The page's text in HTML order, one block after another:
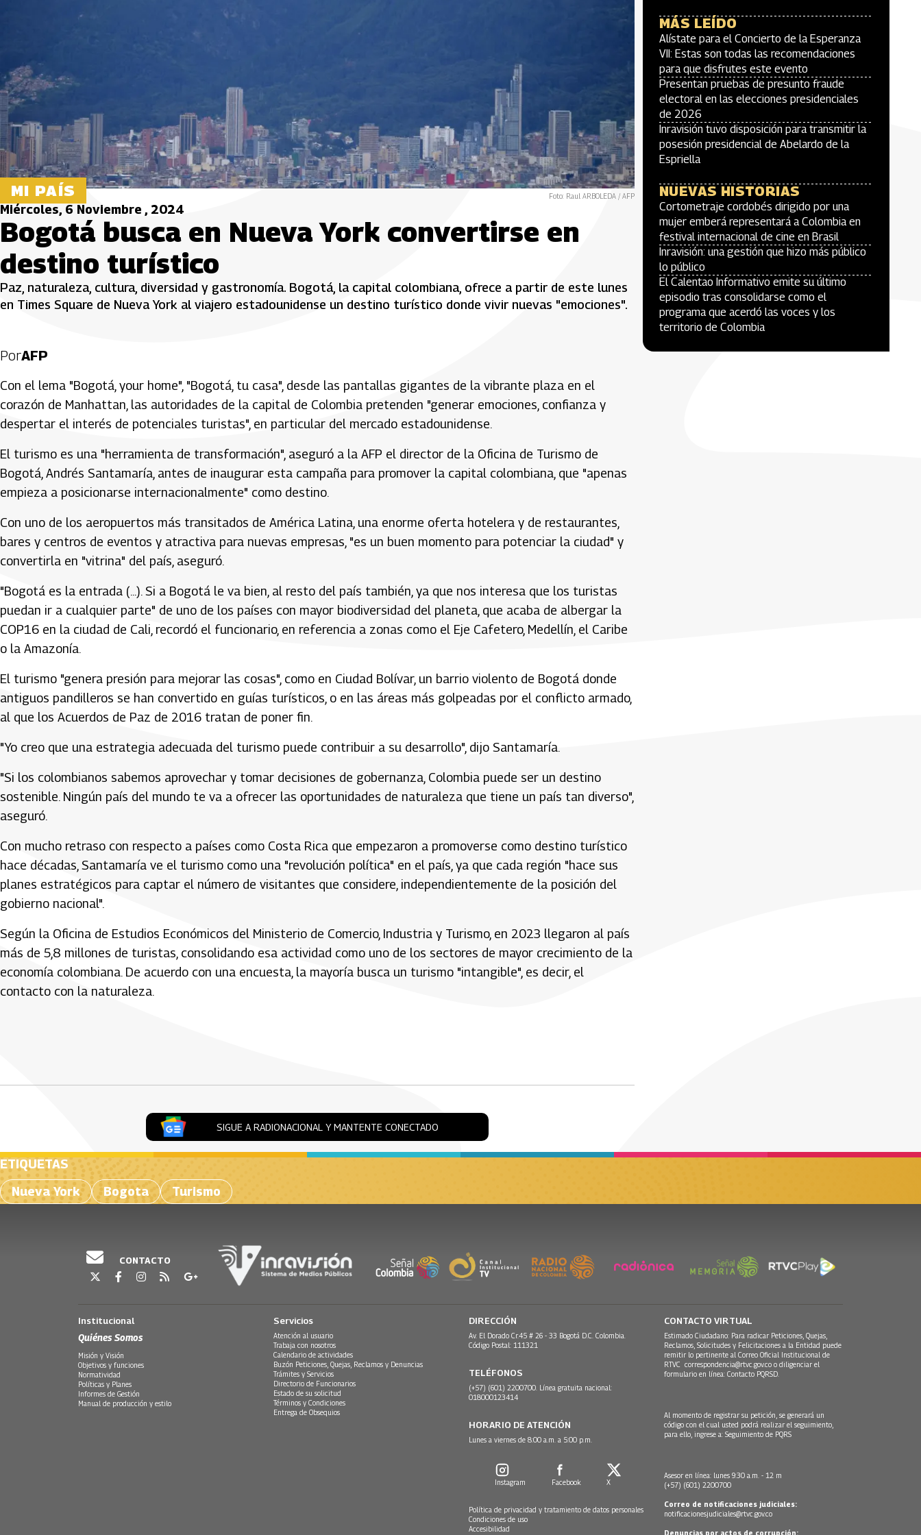
MI PAÍS Foto: Raul ARBOLEDA / AFP
Miércoles, 6 Noviembre , 2024
Bogotá busca en Nueva York convertirse en
destino turístico
Paz, naturaleza, cultura, diversidad y gastronomía. Bogotá, la capital colombiana, ofrece a partir de este lunes
en Times Square de Nueva York al viajero estadounidense un destino turístico donde vivir nuevas "emociones".
PorAFP
Con el lema "Bogotá, your home", "Bogotá, tu casa", desde las pantallas gigantes de la vibrante plaza en el
corazón de Manhattan, las autoridades de la capital de Colombia pretenden "generar emociones, confianza y
despertar el interés de potenciales turistas", en particular del mercado estadounidense.
El turismo es una "herramienta de transformación", aseguró a la AFP el director de la Oficina de Turismo de
Bogotá, Andrés Santamaría, antes de inaugurar esta campaña para promover la capital colombiana, que "apenas
empieza a posicionarse internacionalmente" como destino.
Con uno de los aeropuertos más transitados de América Latina, una enorme oferta hotelera y de restaurantes,
bares y centros de eventos y atractiva para nuevas empresas, "es un buen momento para potenciar la ciudad" y
convertirla en "vitrina" del país, aseguró.
"Bogotá es la entrada (...). Si a Bogotá le va bien, al resto del país también, ya que nos interesa que los turistas
puedan ir a cualquier parte" de uno de los países con mayor biodiversidad del planeta, que acaba de albergar la
COP16 en la ciudad de Cali, recordó el funcionario, en referencia a zonas como el Eje Cafetero, Medellín, el Caribe
o la Amazonía.
El turismo "genera presión para mejorar las cosas", como en Ciudad Bolívar, un barrio violento de Bogotá donde
antiguos pandilleros se han convertido en guías turísticos, o en las áreas más golpeadas por el conflicto armado,
al que los Acuerdos de Paz de 2016 tratan de poner fin.
"Yo creo que una estrategia adecuada del turismo puede contribuir a su desarrollo", dijo Santamaría.
"Si los colombianos sabemos aprovechar y tomar decisiones de gobernanza, Colombia puede ser un destino
sostenible. Ningún país del mundo te va a ofrecer las oportunidades de naturaleza que tiene un país tan diverso",
aseguró.
Con mucho retraso con respecto a países como Costa Rica que empezaron a promoverse como destino turístico
hace décadas, Santamaría ve el turismo como una "revolución política" en el país, ya que cada región "hace sus
planes estratégicos para captar el número de visitantes que considere, independientemente de la posición del
gobierno nacional".
Según la Oficina de Estudios Económicos del Ministerio de Comercio, Industria y Turismo, en 2023 llegaron al país
más de 5,8 millones de turistas, consolidando esa actividad como uno de los sectores de mayor crecimiento de la
economía colombiana. De acuerdo con una encuesta, la mayoría busca un turismo "intangible", es decir, el
contacto con la naturaleza.
SIGUE A RADIONACIONAL Y MANTENTE CONECTADO
MÁS LEÍDO
Alístate para el Concierto de la Esperanza
VII: Estas son todas las recomendaciones
para que disfrutes este evento
Presentan pruebas de presunto fraude
electoral en las elecciones presidenciales
de 2026
Inravisión tuvo disposición para transmitir la
posesión presidencial de Abelardo de la
Espriella
NUEVAS HISTORIAS
Cortometraje cordobés dirigido por una
mujer emberá representará a Colombia en
festival internacional de cine en Brasil
Inravisión: una gestión que hizo más público
lo público
El Calentao Informativo emite su último
episodio tras consolidarse como el
programa que acerdó las voces y los
territorio de Colombia
ETIQUETAS
Nueva York
Bogota Turismo
CONTACTO
Institucional
Quiénes Somos
Misión y Visión
Objetivos y funciones
Normatividad
Políticas y Planes
Informes de Gestión
Manual de producción y estilo
Servicios
Atención al usuario
Trabaja con nosotros
Calendario de actividades
Buzón Peticiones, Quejas, Reclamos y Denuncias
Trámites y Servicios
Directorio de Funcionarios
Estado de su solicitud
Términos y Condiciones
Entrega de Obsequios
DIRECCIÓN
Av. El Dorado Cr.45 # 26 - 33 Bogotá D.C. Colombia.
Código Postal: 111321
TELÉFONOS
(+57) (601) 2200700. Línea gratuita nacional:
018000123414
HORARIO DE ATENCIÓN
Lunes a viernes de 8:00 a.m. a 5:00 p.m.
Instagram Facebook X
Política de privacidad y tratamiento de datos personales
Condiciones de uso
Accesibilidad
CONTACTO VIRTUAL
Estimado Ciudadano: Para radicar Peticiones, Quejas,
Reclamos, Solicitudes y Felicitaciones a la Entidad puede
remitir lo pertinente al Correo Oficial Institucional de
RTVC correspondencia@rtvc.gov.co o diligenciar el
formulario en línea: Contacto PQRSD.
Al momento de registrar su petición, se generará un
código con el cual usted podrá realizar el seguimiento,
para ello, ingrese a: Seguimiento de PQRS
Asesor en línea: lunes 9:30 a.m. - 12 m
(+57) (601) 2200700
Correo de notificaciones judiciales:
notificacionesjudiciales@rtvc.gov.co
Denuncias por actos de corrupción: